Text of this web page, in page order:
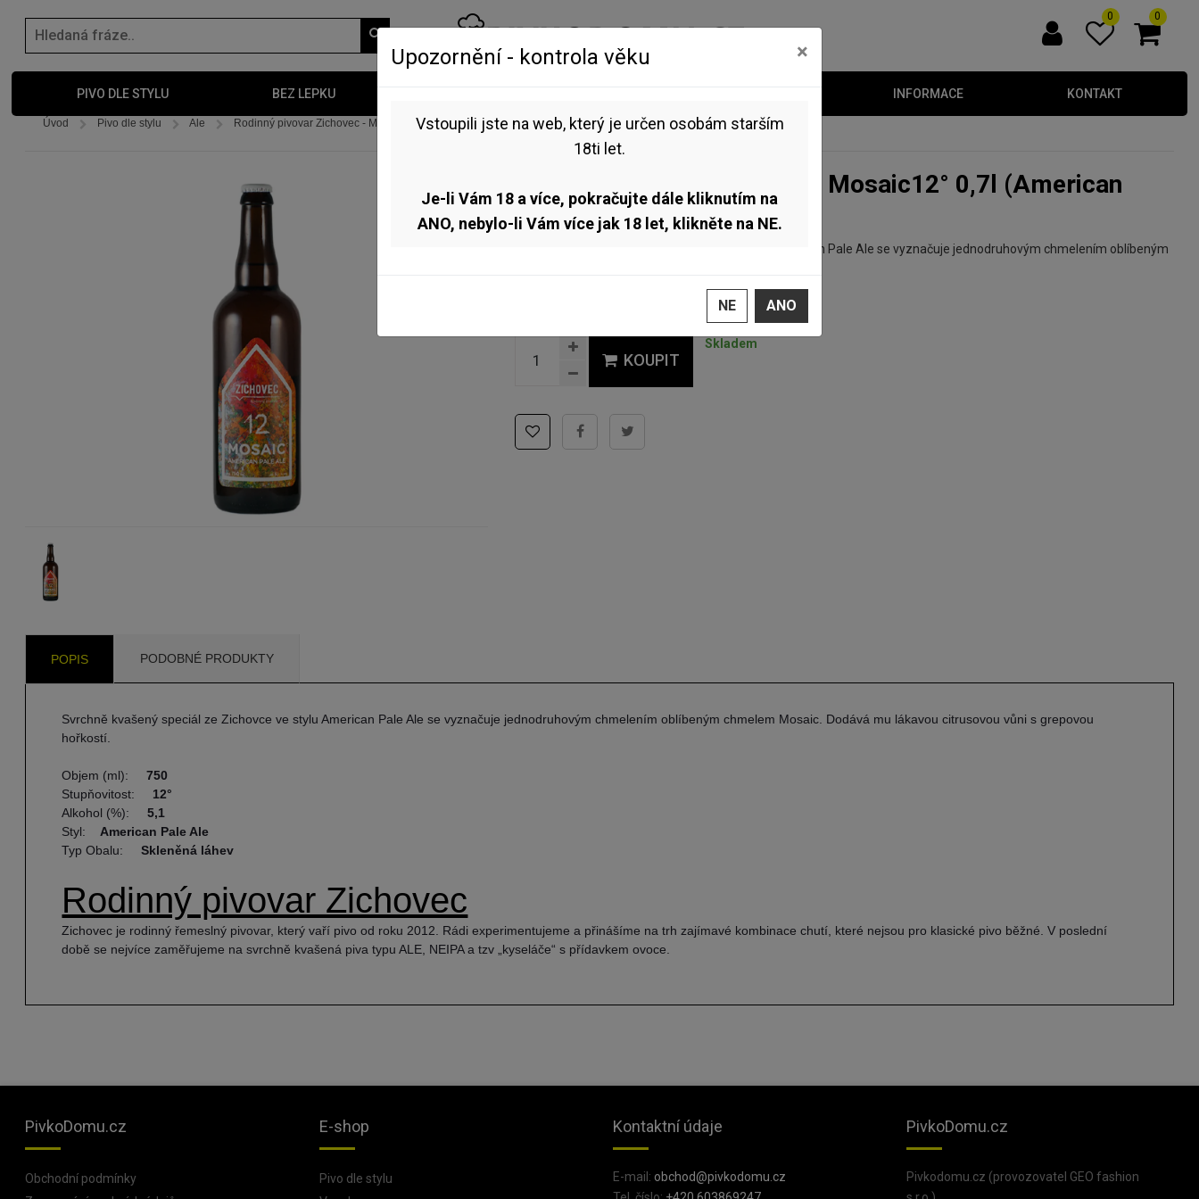
0 0
PIVO DLE STYLU BEZ LEPKU INFORMACE KONTAKT
Úvod Pivo dle stylu Ale Rodinný pivovar Zichovec - Mosaic12° 0,7l (American Pale Ale)
Pale Ale)
Svrchně kvašený speciál ze Zichovce ve stylu American Pale Ale se vyznačuje jednodruhovým chmelením oblíbeným
KOUPIT
Skladem
POPIS PODOBNÉ PRODUKTY
Svrchně kvašený speciál ze Zichovce ve stylu American Pale Ale se vyznačuje jednodruhovým chmelením oblíbeným chmelem Mosaic. Dodává mu lákavou citrusovou vůni s grepovou
hořkostí.
Objem (ml):750
Stupňovitost: 12°
Alkohol (%):5,1
Styl: American Pale Ale
Typ Obalu:Skleněná láhev
Rodinný pivovar Zichovec
Zichovec je rodinný řemeslný pivovar, který vaří pivo od roku 2012. Rádi experimentujeme a přinášíme na trh zajímavé kombinace chutí, které nejsou pro klasické pivo běžné. V poslední
době se nejvíce zaměřujeme na svrchně kvašená piva typu ALE, NEIPA a tzv „kyseláče“ s přídavkem ovoce.
PivkoDomu.cz
Obchodní podmínky
E-shop
Pivo dle stylu
Kontaktní údaje
E-mail: obchod@pivkodomu.cz
PivkoDomu.cz
Pivkodomu.cz (provozovatel GEO fashion
Upozornění - kontrola věku ×
Vstoupili jste na web, který je určen osobám starším
18ti let.
Je-li Vám 18 a více, pokračujte dále kliknutím na
ANO, nebylo-li Vám více jak 18 let, klikněte na NE.
NE ANO